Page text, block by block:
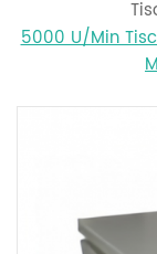
5000 U/min